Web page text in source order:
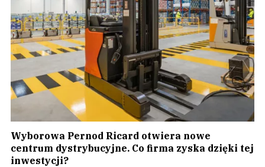
Wyborowa Pernod Ricard otwiera nowe
centrum dystrybucyjne. Co firma zyska dzięki tej
inwestycji?